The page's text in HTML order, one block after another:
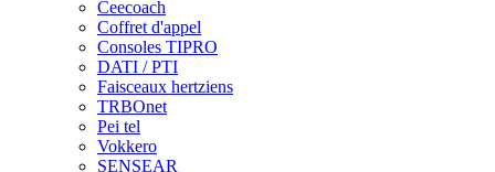
Ceecoach
Coffret d'appel
Consoles TIPRO
DATI / PTI
Faisceaux hertziens
TRBOnet
Pei tel
Vokkero
SENSEAR